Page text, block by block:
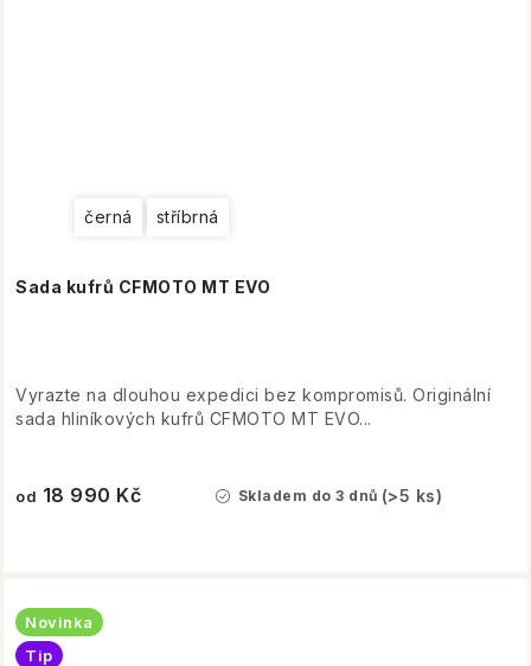
Sada kufrů CFMOTO MT EVO
černá stříbrná
Skladem do 3 dnů (>5 ks)
od 18 990 Kč
Vyrazte na dlouhou expedici bez kompromisů. Originální
sada hliníkových kufrů CFMOTO MT EVO...
Novinka
Tip